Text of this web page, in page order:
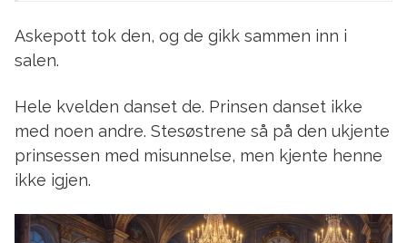
Askepott tok den, og de gikk sammen inn i
salen.
Hele kvelden danset de. Prinsen danset ikke
med noen andre. Stesøstrene så på den ukjente
prinsessen med misunnelse, men kjente henne
ikke igjen.